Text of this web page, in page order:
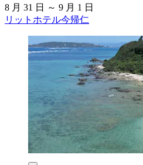
8 月 31 日 ～ 9 月 1 日
リットホテル今帰仁